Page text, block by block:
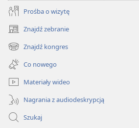
Prośba o wizytę
Znajdź zebranie
(opens
new
window)
Znajdź kongres
(opens
new
window)
Co nowego
Materiały wideo
Nagrania z audiodeskrypcją
Szukaj